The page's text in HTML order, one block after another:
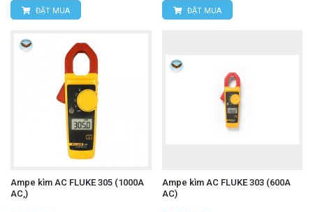
ĐẶT MUA ĐẶT MUA
Ampe kìm AC FLUKE 305 (1000A
AC,)
Ampe kìm AC FLUKE 303 (600A
AC)